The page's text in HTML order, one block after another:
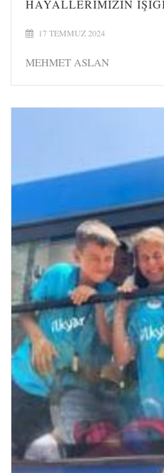
HAYALLERIMIZIN
17 TEMMUZ 2024
MEHMET ASLAN